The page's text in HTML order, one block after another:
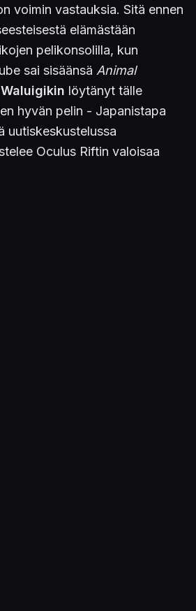
voimin vastauksia. Sitä ennen
elämästään
pelikonsolilla, kun
sai sisäänsä Animal
Waluigikin löytänyt tälle
hyvän pelin - Japanistapa
uutiskeskustelussa
Oculus Riftin valoisaa